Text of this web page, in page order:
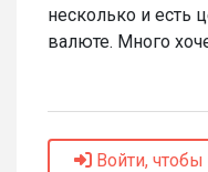
несколько и есть
валюте. Много
Войти,